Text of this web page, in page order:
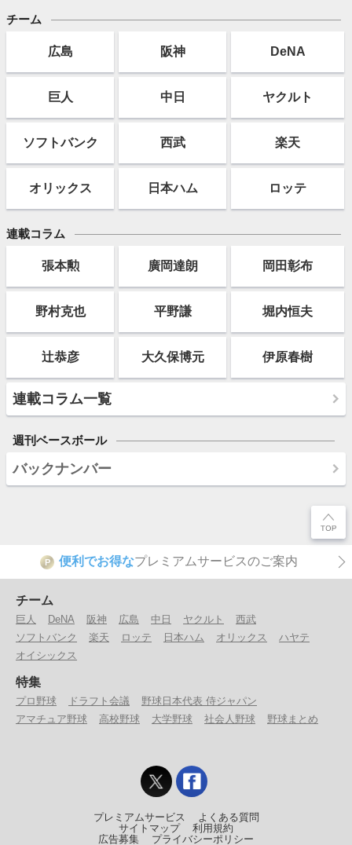
チーム
広島 阪神 DeNA
巨人 中日 ヤクルト
ソフトバンク 西武 楽天
オリックス 日本ハム ロッテ
連載コラム
張本勲 廣岡達朗 岡田彰布
野村克也 平野謙 堀内恒夫
辻恭彦 大久保博元 伊原春樹
連載コラム一覧
週刊ベースボール
バックナンバー
P 便利でお得なプレミアムサービスのご案内
チーム
巨人 DeNA 阪神 広島 中日 ヤクルト
西武
ソフトバンク
楽天 ロッテ 日本ハム オリックス
ハヤテ
オイシックス
特集
プロ野球 ドラフト会議
野球日本代表 侍ジャパン
アマチュア野球
高校野球 大学野球 社会人野球 野球まとめ
プレミアムサービス
よくある質問
サイトマップ
利用規約
広告募集
プライバシーポリシー